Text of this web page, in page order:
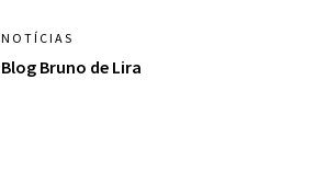
NOTÍCIAS
Blog Bruno de Lira